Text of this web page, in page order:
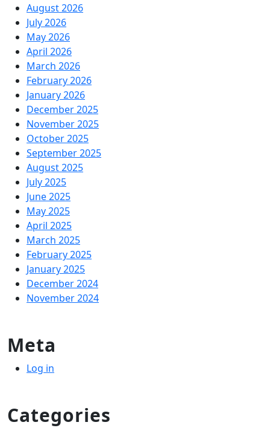
August 2026
July 2026
May 2026
April 2026
March 2026
February 2026
January 2026
December 2025
November 2025
October 2025
September 2025
August 2025
July 2025
June 2025
May 2025
April 2025
March 2025
February 2025
January 2025
December 2024
November 2024
Meta
Log in
Categories